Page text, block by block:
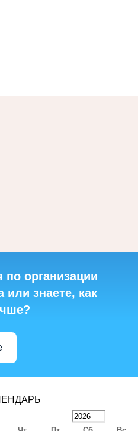
организации
или знаете, как